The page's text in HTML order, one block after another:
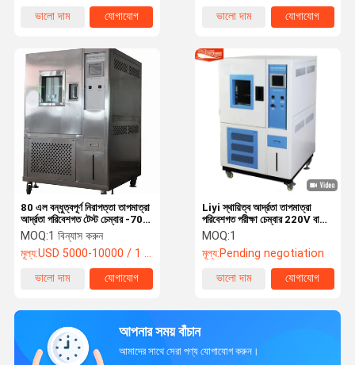
ভালো দাম যোগাযোগ
ভালো দাম
যোগাযোগ
80 এল বন্ধুত্বপূর্ণ নিরাপত্তা তাপমাত্রা
আর্দ্রতা পরিবেশগত টেস্ট চেম্বার -70
℃
MOQ:1 বিন্যাস করুন
মূল্য:USD 5000-10000 / 1 set
ভালো দাম
যোগাযোগ
Liyi স্থায়িত্ব আর্দ্রতা তাপমাত্রা
পরিবেশগত পরীক্ষা চেম্বার 220V বা
380V
MOQ:1
মূল্য:Pending negotiation
ভালো দাম
যোগাযোগ
আপনার সময় বাঁচান
আমাদের সাথে সেরা পণ্য যোগাযোগ করুন।